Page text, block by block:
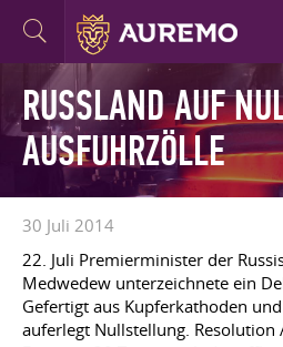
RUSSLAND AUF
AUSFUHRZÖLLE
30 Juli 2014
22. Juli Premierminister der
Medwedew unterzeichnete ein
Gefertigt aus Kupferkathoden
auferlegt Nullstellung. Resolution